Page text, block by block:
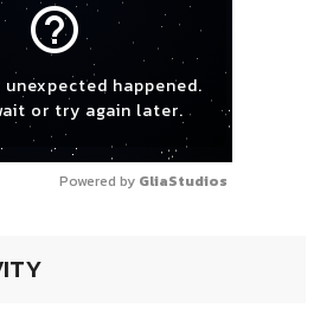
help_outline
happened.
or try again later.
Powered by GliaStudios